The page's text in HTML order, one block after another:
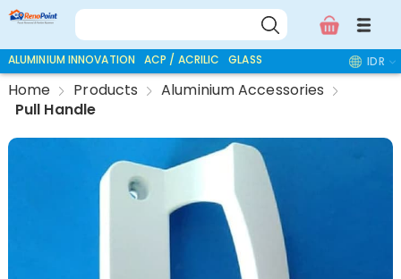
ALUMINIUM INNOVATION ACP / ACRILIC GLASS ACCESSORIES IDR
Home Products
Aluminium Accessories
Pull Handle